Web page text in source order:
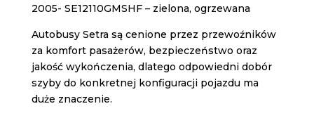
2005- SE12110GMSHF – zielona, ogrzewana
Autobusy Setra są cenione przez przewoźników
za komfort pasażerów, bezpieczeństwo oraz
jakość wykończenia, dlatego odpowiedni dobór
szyby do konkretnej konfiguracji pojazdu ma
duże znaczenie.